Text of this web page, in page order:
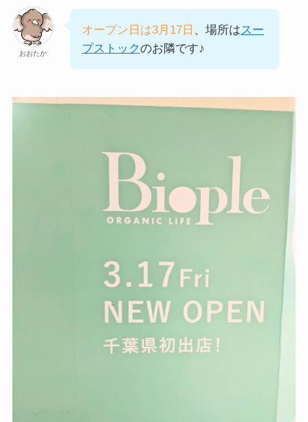
おおたか
オープン日は3月17日 、場所は スー
プストックのお隣です♪